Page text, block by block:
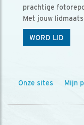
prachtige
Met jouw
WORD LID
Onze sites Mijn